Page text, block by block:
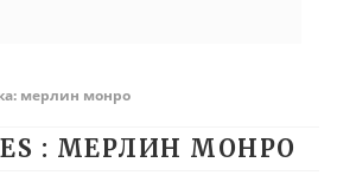
мерлин монро
: МЕРЛИН МОНРО